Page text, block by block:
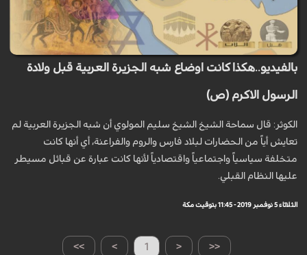
بالفيديو..هكذا كانت اوضاع شبه الجزيرة العربية قبل ولادة
الرسول الاكرم (ص)
الكوثر: قال سماحة الشيخ الشيخ سليم المولوي أن شبه الجزيرة العربية لم
تعايش أياً من الحضارات لبلاد فارس والروم والفراعنة، أي أنها كانت
متخلفة سياسياً واجتماعياً واقتصادياً لأنها كانت عبارة عن قبائل مسيطر
عليها النظام القبلي.
الثلاثاء 5 نوفمبر 2019 - 11:45 بتوقيت مكة
>> > 1 < <<